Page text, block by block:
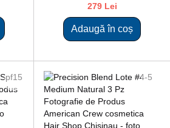
279 Lei
Adaugă în coș